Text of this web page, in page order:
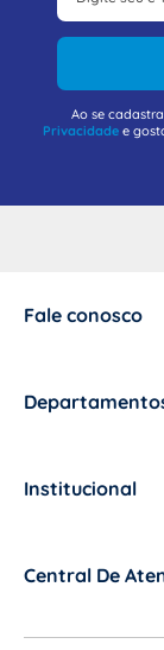
Ao se
Privacidadee
Fale conosco
Institucional
Central De